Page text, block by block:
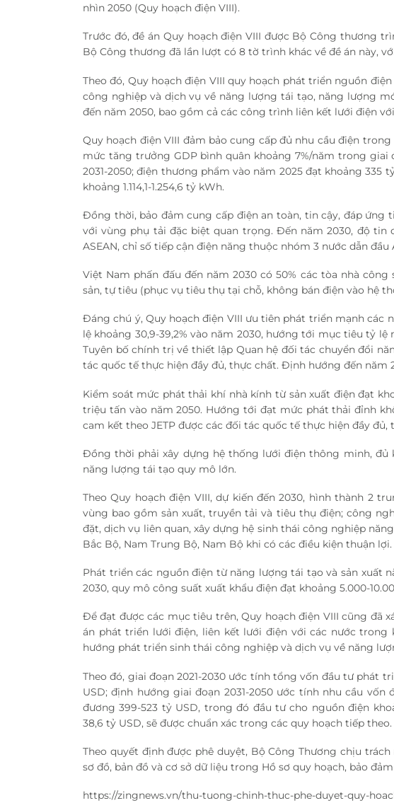
nhìn 2050 (Quy hoạch điện VIII).
Trước đó, đề án Quy hoạch điện VIII được Bộ Công thương
Bộ Công thương đã lần lượt có 8 tờ trình khác về đề án này,
Theo đó, Quy hoạch điện VIII quy hoạch phát triển nguồn
công nghiệp và dịch vụ về năng lượng tái tạo, năng lượng
đến năm 2050, bao gồm cả các công trình liên kết lưới điện
Quy hoạch điện VIII đảm bảo cung cấp đủ nhu cầu điện
mức tăng trưởng GDP bình quân khoảng 7%/năm trong giai
2031-2050; điện thương phẩm vào năm 2025 đạt khoảng 335
khoảng 1.114,1-1.254,6 tỷ kWh.
Đồng thời, bảo đảm cung cấp điện an toàn, tin cậy, đáp ứng
với vùng phụ tải đặc biệt quan trọng. Đến năm 2030, độ tin
ASEAN, chỉ số tiếp cận điện năng thuộc nhóm 3 nước dẫn đầu
Việt Nam phấn đấu đến năm 2030 có 50% các tòa nhà
sản, tự tiêu (phục vụ tiêu thụ tại chỗ, không bán điện vào hệ
Đáng chú ý, Quy hoạch điện VIII ưu tiên phát triển mạnh các
lệ khoảng 30,9-39,2% vào năm 2030, hướng tới mục tiêu tỷ
Tuyên bố chính trị về thiết lập Quan hệ đối tác chuyển đổi
tác quốc tế thực hiện đầy đủ, thực chất. Định hướng đến năm
Kiểm soát mức phát thải khí nhà kính từ sản xuất điện đạt
triệu tấn vào năm 2050. Hướng tới đạt mức phát thải đỉnh
cam kết theo JETP được các đối tác quốc tế thực hiện đầy đủ,
Đồng thời phải xây dựng hệ thống lưới điện thông minh, đủ
năng lượng tái tạo quy mô lớn.
Theo Quy hoạch điện VIII, dự kiến đến 2030, hình thành 2
vùng bao gồm sản xuất, truyền tải và tiêu thụ điện; công
đặt, dịch vụ liên quan, xây dựng hệ sinh thái công nghiệp
Bắc Bộ, Nam Trung Bộ, Nam Bộ khi có các điều kiện thuận lợi.
Phát triển các nguồn điện từ năng lượng tái tạo và sản xuất
2030, quy mô công suất xuất khẩu điện đạt khoảng 5.000-
Để đạt được các mục tiêu trên, Quy hoạch điện VIII cũng đã
án phát triển lưới điện, liên kết lưới điện với các nước
hướng phát triển sinh thái công nghiệp và dịch vụ về năng
Theo đó, giai đoạn 2021-2030 ước tính tổng vốn đầu tư
USD; định hướng giai đoạn 2031-2050 ước tính nhu cầu
đương 399-523 tỷ USD, trong đó đầu tư cho nguồn điện
38,6 tỷ USD, sẽ được chuẩn xác trong các quy hoạch tiếp theo.
Theo quyết định được phê duyệt, Bộ Công Thương chịu
sơ đồ, bản đồ và cơ sở dữ liệu trong Hồ sơ quy hoạch, bảo
https://zingnews.vn/thu-tuong-chinh-thuc-phe-duyet-quy-